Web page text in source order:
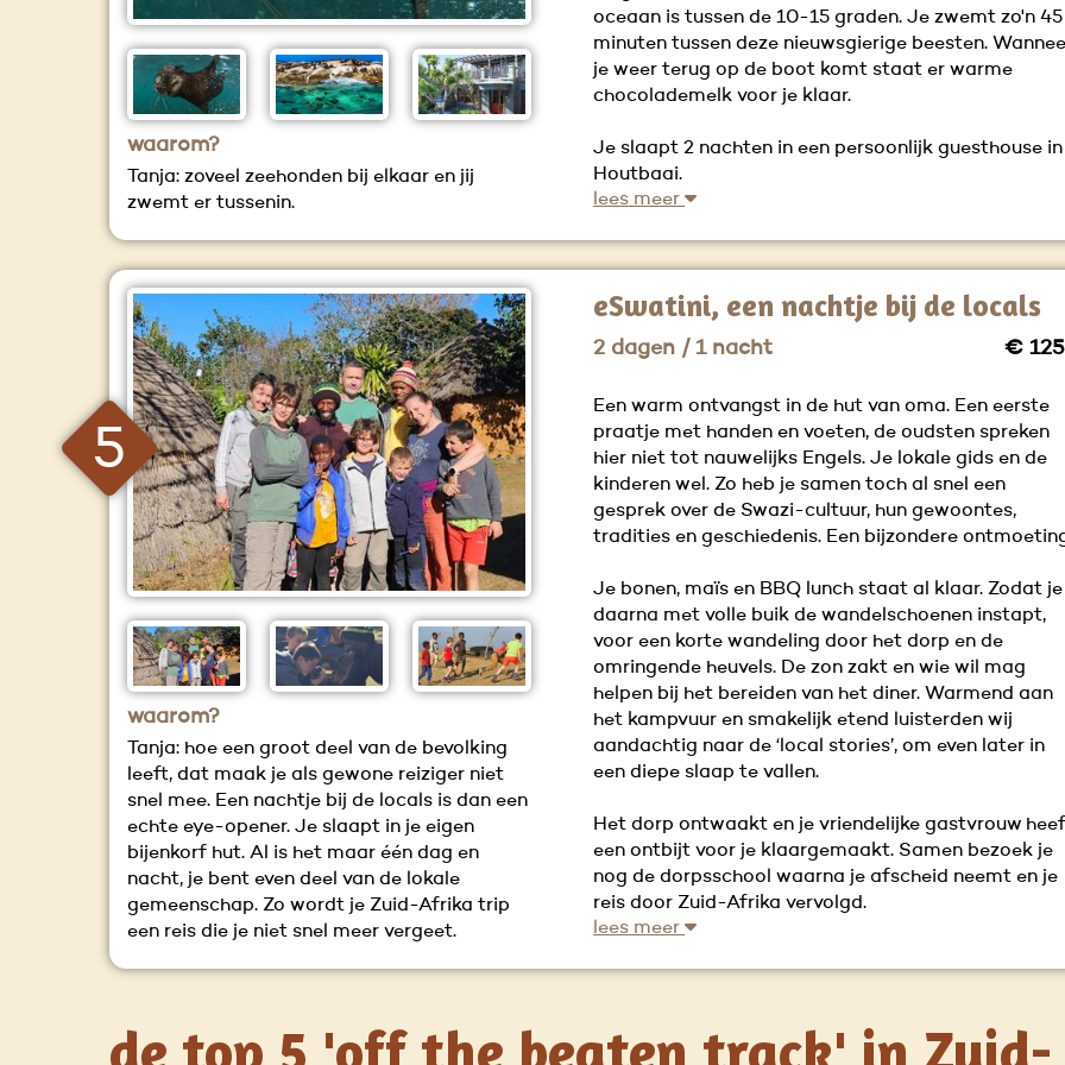
waarom?
Tanja: zoveel zeehonden bij elkaar en jij
zwemt er tussenin.
oceaan is tussen de 10-15 graden. Je zwemt zo'n 45
minuten tussen deze nieuwsgierige beesten.
je weer terug op de boot komt staat er warme
chocolademelk voor je klaar.
Je slaapt 2 nachten in een persoonlijk guesthouse in
Houtbaai.
lees meer
5
waarom?
Tanja: hoe een groot deel van de bevolking
leeft, dat maak je als gewone reiziger niet
snel mee. Een nachtje bij de locals is dan een
echte eye-opener. Je slaapt in je eigen
bijenkorf hut. Al is het maar één dag en
nacht, je bent even deel van de lokale
gemeenschap. Zo wordt je Zuid-Afrika trip
een reis die je niet snel meer vergeet.
eSwatini, een nachtje bij de locals
€
2 dagen / 1 nacht
Een warm ontvangst in de hut van oma. Een eerste
praatje met handen en voeten, de oudsten spreken
hier niet tot nauwelijks Engels. Je lokale gids en de
kinderen wel. Zo heb je samen toch al snel een
gesprek over de Swazi-cultuur, hun gewoontes,
tradities en geschiedenis. Een bijzondere
Je bonen, maïs en BBQ lunch staat al klaar. Zodat je
daarna met volle buik de wandelschoenen instapt,
voor een korte wandeling door het dorp en de
omringende heuvels. De zon zakt en wie wil mag
helpen bij het bereiden van het diner. Warmend aan
het kampvuur en smakelijk etend luisterden wij
aandachtig naar de ‘local stories’, om even later in
een diepe slaap te vallen.
Het dorp ontwaakt en je vriendelijke gastvrouw
een ontbijt voor je klaargemaakt. Samen bezoek je
nog de dorpsschool waarna je afscheid neemt en je
reis door Zuid-Afrika vervolgd.
lees meer
de top 5 'off the beaten track' in Zuid-